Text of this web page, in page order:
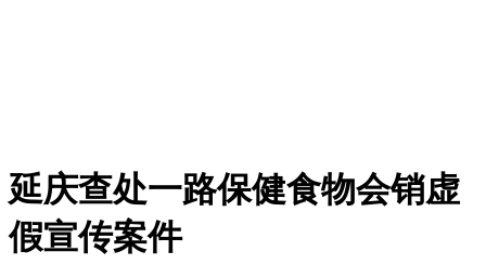
延庆查处一路保健食物会销虚
假宣传案件